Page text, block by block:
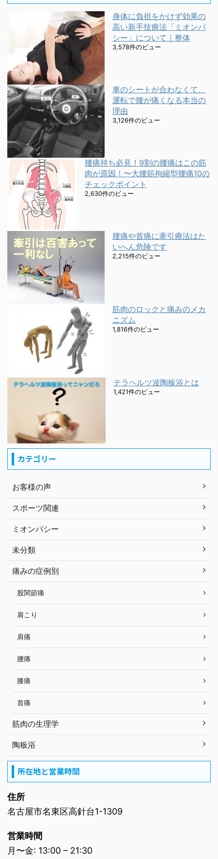
身体に負担をかけず効果の
高い新手技療法「ミオンパ
シー」について｜整体
3,578件のビュー
車のシートが合わなくて、
運転で腰が痛くなる本当の
理由
3,126件のビュー
腰痛持ち必見！9割の腰痛はこの筋
肉が原因！〜大腰筋拘縮型腰痛10の
チェックポイント
2,630件のビュー
腰痛や首痛に牽引療法はた
いへん危険です
2,215件のビュー
筋肉のロックと痛みのメカ
ニズム
1,816件のビュー
テラヘルツ波陶板浴とは
1,421件のビュー
カテゴリー
お客様の声
スポーツ関連
ミオンパシー
未分類
痛みの症例別
股関節痛
肩こり
肩痛
腰痛
膝痛
首痛
筋肉の生理学
陶板浴
所在地と営業時間
住所
名古屋市名東区高針台1-1309
営業時間
月〜金: 13:00 – 21:30